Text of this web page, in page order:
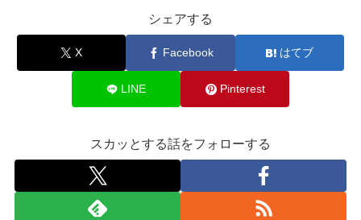
シェアする
X Facebook はてブ
LINE Pinterest
スカッとする話をフォローする